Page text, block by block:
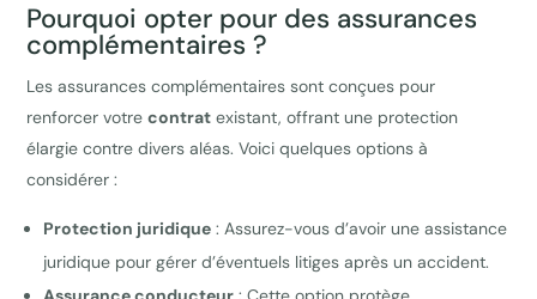
Pourquoi opter pour des assurances
complémentaires ?
Les assurances complémentaires sont conçues pour
renforcer votrecontrat existant, offrant une protection
élargie contre divers aléas. Voici quelques options à
considérer :
Protection juridique : Assurez-vous d’avoir une assistance
juridique pour gérer d’éventuels litiges après un accident.